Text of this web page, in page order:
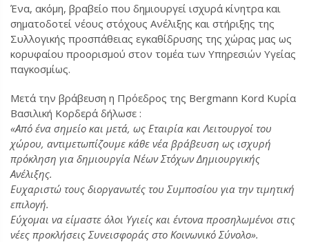
Ένα, ακόμη, βραβείο που δημιουργεί ισχυρά κίνητρα και
σηματοδοτεί νέους στόχους Ανέλιξης και στήριξης της
Συλλογικής προσπάθειας εγκαθίδρυσης της χώρας μας ως
κορυφαίου προορισμού στον τομέα των Υπηρεσιών Υγείας
παγκοσμίως.
Μετά την βράβευση η Πρόεδρος της Bergmann Kord Κυρία
Βασιλική Κορδερά δήλωσε :
«Από ένα σημείο και μετά, ως Εταιρία και Λειτουργοί του
χώρου, αντιμετωπίζουμε κάθε νέα βράβευση ως ισχυρή
πρόκληση για δημιουργία Νέων Στόχων Δημιουργικής
Ανέλιξης.
Ευχαριστώ τους διοργανωτές του Συμποσίου για την τιμητική
επιλογή.
Εύχομαι να είμαστε όλοι Υγιείς και έντονα προσηλωμένοι στις
νέες προκλήσεις Συνεισφοράς στο Κοινωνικό Σύνολο».